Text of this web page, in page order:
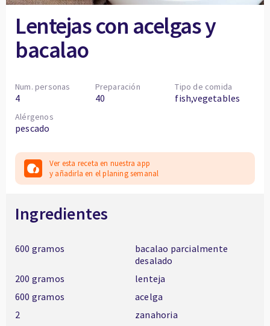
Lentejas con acelgas y
bacalao
Num. personas
4
Preparación
40
Tipo de comida
fish,vegetables
Alérgenos
pescado
Ver esta receta en nuestra app
y añadirla en el planing semanal
Ingredientes
600 gramos
bacalao parcialmente
desalado
200 gramos
lenteja
600 gramos
acelga
2
zanahoria